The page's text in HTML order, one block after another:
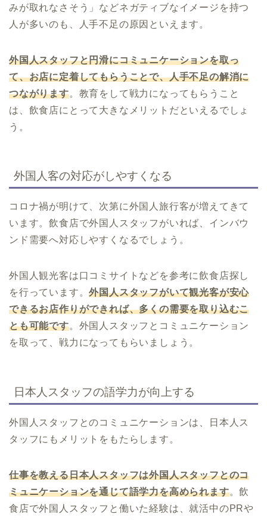
みが取れなさそう」などネガティブなイメージを持つ
人が多いのも、人手不足の原因といえます。
外国人スタッフと円滑にコミュニケーションを取っ
て、お店に定着してもらうことで、人手不足の解消に
つながります。教育をして戦力になってもらうこと
は、飲食店にとって大きなメリットだといえるでしょ
う。
外国人客の対応がしやすくなる
コロナ禍が明けて、次第に外国人旅行客が増えてきて
います。飲食店で外国人スタッフがいれば、インバウ
ンド需要へ対応しやすくなるでしょう。
外国人観光客は口コミサイトなどを参考に飲食店探し
を行っています。外国人スタッフがいて観光客が安心
できるお店作りができれば、多くの需要を取り込むこ
とも可能です。外国人スタッフとコミュニケーション
を取って、戦力になってもらいましょう。
日本人スタッフの語学力が向上する
外国人スタッフとのコミュニケーションは、日本人ス
タッフにもメリットをもたらします。
仕事を教える日本人スタッフは外国人スタッフとのコ
ミュニケーションを通じて語学力を高められます。飲
食店で外国人スタッフと働いた経験は、就活中のPRや